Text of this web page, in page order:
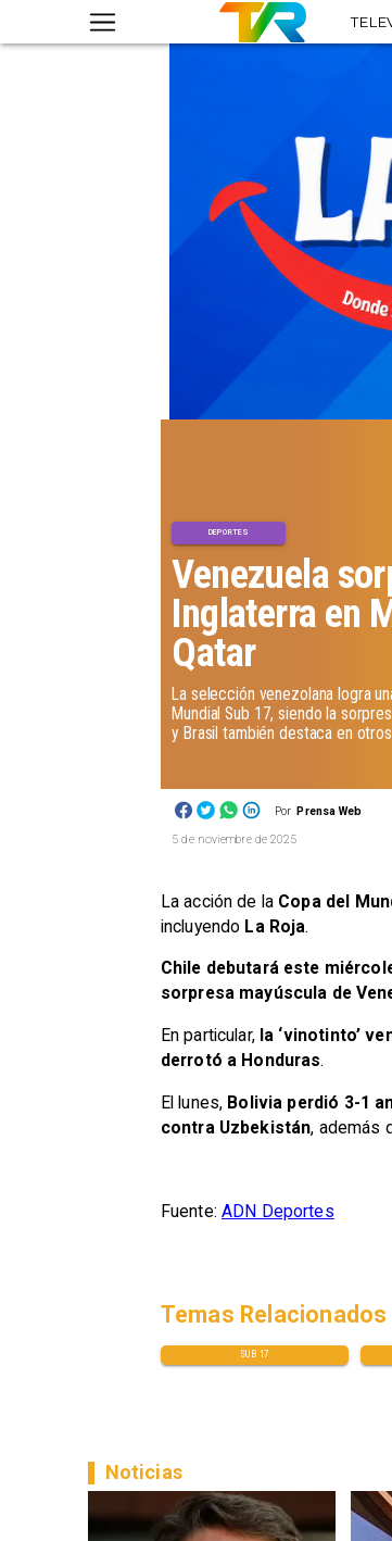
Por Prensa Web
Venezuela
Inglaterra en
Qatar
DEPORTES
La selección venezolana logra
Mundial Sub 17, siendo la
y Brasil también destaca en
5 de noviembre de 2025
La acción de la Copa del
incluyendo La Roja.
Chile debutará este
sorpresa mayúscula de
En particular, la ‘vinotinto’
derrotó a Honduras.
El lunes, Bolivia perdió 3-1
contra Uzbekistán, además
Fuente: ADN Deportes
SUB 17
Temas Relacionados
Noticias